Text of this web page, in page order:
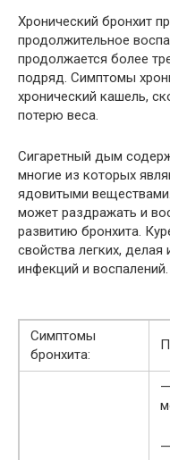
Хронический бронхит
продолжительное
продолжается более
подряд. Симптомы
хронический кашель,
потерю веса.
Сигаретный дым
многие из которых
ядовитыми
может раздражать и
развитию бронхита.
свойства легких,
инфекций и воспалений.
Симптомы
бронхита: